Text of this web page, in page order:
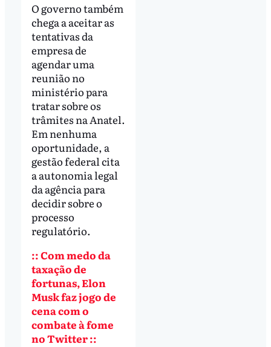
O governo também
chega a aceitar as
tentativas da
empresa de
agendar uma
reunião no
ministério para
tratar sobre os
trâmites na Anatel.
Em nenhuma
oportunidade, a
gestão federal cita
a autonomia legal
da agência para
decidir sobre o
processo
regulatório.
:: Com medo da
taxação de
fortunas, Elon
Musk faz jogo de
cena com o
combate à fome
no Twitter ::